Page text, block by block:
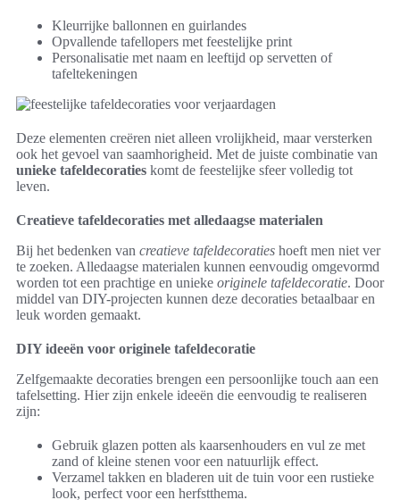
Kleurrijke ballonnen en guirlandes
Opvallende tafellopers met feestelijke print
Personalisatie met naam en leeftijd op servetten of
tafeltekeningen
Deze elementen creëren niet alleen vrolijkheid, maar versterken
ook het gevoel van saamhorigheid. Met de juiste combinatie van
unieke tafeldecoraties komt de feestelijke sfeer volledig tot
leven.
Creatieve tafeldecoraties met alledaagse materialen
Bij het bedenken van creatieve tafeldecoraties hoeft men niet ver
te zoeken. Alledaagse materialen kunnen eenvoudig omgevormd
worden tot een prachtige en unieke originele tafeldecoratie. Door
middel van DIY-projecten kunnen deze decoraties betaalbaar en
leuk worden gemaakt.
DIY ideeën voor originele tafeldecoratie
Zelfgemaakte decoraties brengen een persoonlijke touch aan een
tafelsetting. Hier zijn enkele ideeën die eenvoudig te realiseren
zijn:
Gebruik glazen potten als kaarsenhouders en vul ze met
zand of kleine stenen voor een natuurlijk effect.
Verzamel takken en bladeren uit de tuin voor een rustieke
look, perfect voor een herfstthema.